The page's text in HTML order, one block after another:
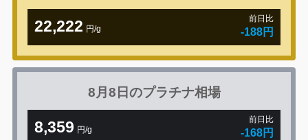
22,222 円/g
前日比
-188円
8月8日のプラチナ相場
8,359 円/g
前日比
-168円